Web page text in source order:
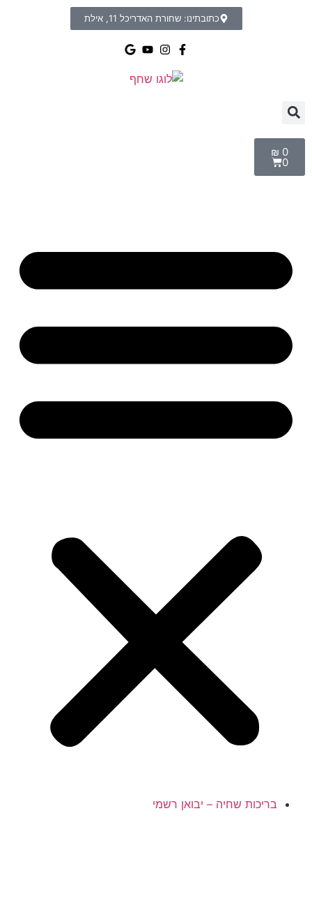
כתובתינו: שחורת האדריכל 11, אילת
₪ 0
0
בריכות שחיה – יבואן רשמי